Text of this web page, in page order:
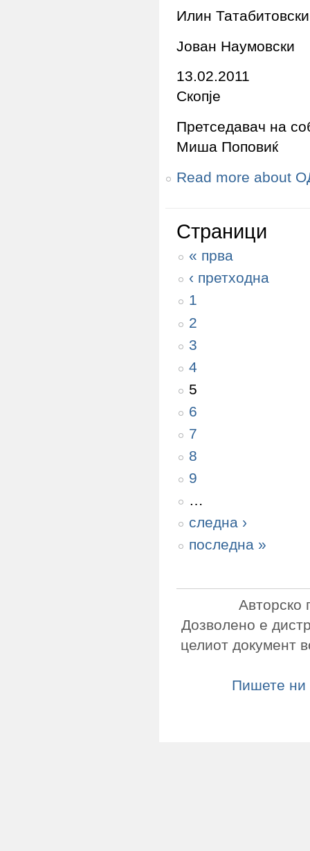
Илин Татабитовски
Јован Наумовски
13.02.2011
Скопје
Претседавач на
Миша Поповиќ
Read more about
Страници
« прва
‹ претходна
1
2
3
4
5
6
7
8
9
…
следна ›
последна »
Авторско
Дозволено е
целиот документ
Пишете ни